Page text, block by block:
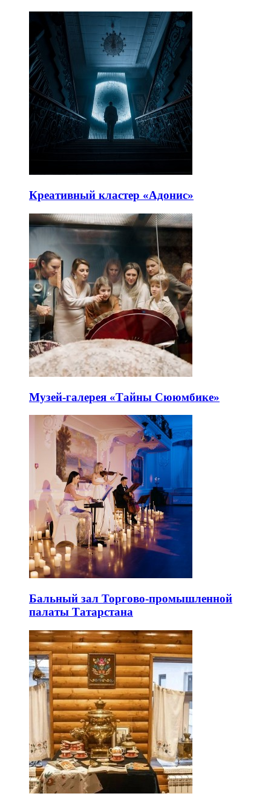
Креативный кластер «Адонис»
Музей-галерея «Тайны Сююмбике»
Бальный зал Торгово-промышленной
палаты Татарстана